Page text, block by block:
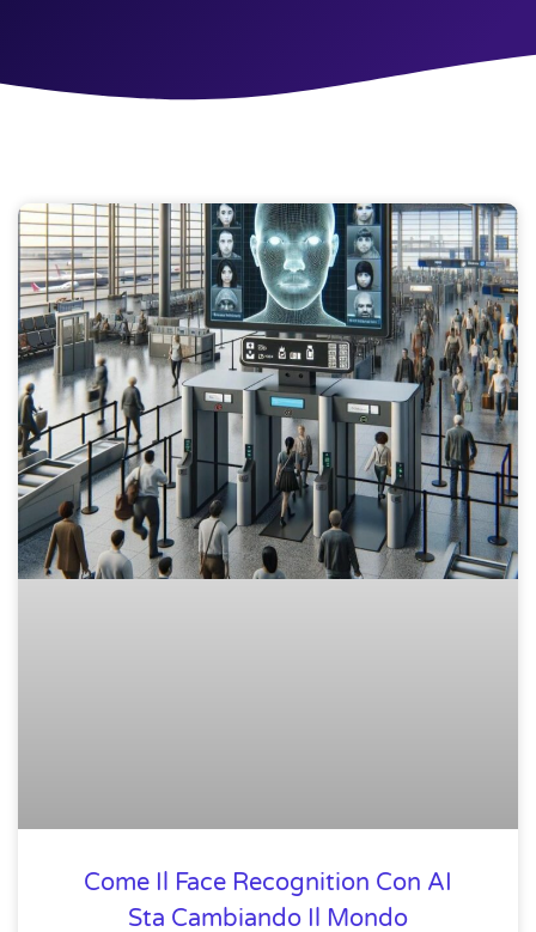
Come Il Face Recognition Con AI
Sta Cambiando Il Mondo